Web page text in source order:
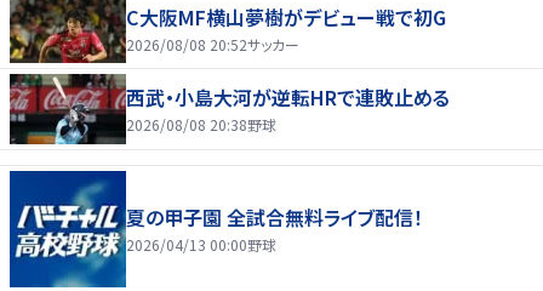
C大阪MF横山夢樹がデビュー戦で初G
2026/08/08 20:52サッカー
西武・小島大河が逆転HRで連敗止める
2026/08/08 20:38野球
夏の甲子園 全試合無料ライブ配信！
2026/04/13 00:00野球